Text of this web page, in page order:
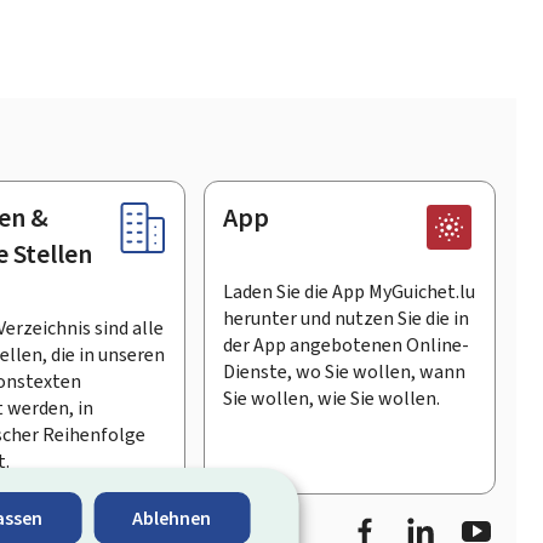
Ablehnen
&
Stellen
sind alle
die in unseren
in
Reihenfolge
App
Laden Sie die App MyGuichet.lu
herunter und nutzen Sie die in
der App angebotenen Online-
Dienste, wo Sie wollen, wann
Sie wollen, wie Sie wollen.
FacebookLinkedIn